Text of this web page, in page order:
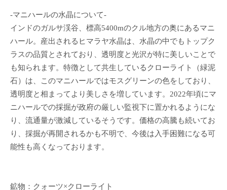
-マニハールの水晶について-
インドのガルサ渓谷、標高5400mのクル地方の奥にあるマニ
ハール。産出されるヒマラヤ水晶は、水晶の中でもトップク
ラスの品質とされており、透明度と光沢が特に美しいことで
も知られます。特徴として共生しているクローライト（緑泥
石）は、このマニハールではモスグリーンの色をしており、
透明度と相まってより美しさを増しています。2022年頃にマ
ニハールでの採掘が政府の厳しい監視下に置かれるようにな
り、流通量が激減しているそうです。価格の高騰も続いてお
り、採掘が再開されるかも不明で、今後は入手困難になる可
能性も高くなっております。
鉱物：クォーツ×クローライト